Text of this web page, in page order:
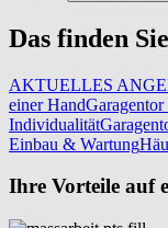
Das finden
AKTUELLES
einer Hand
Individualität
Einbau & Wartung
Ihre Vorteile auf